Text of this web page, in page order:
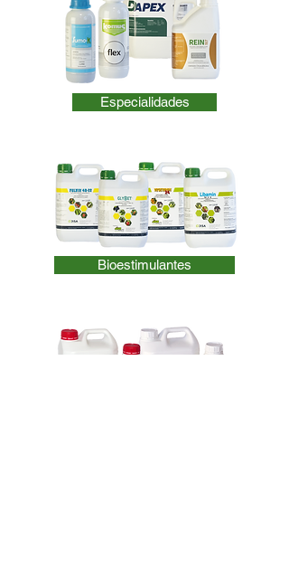
Especialidades
Bioestimulantes